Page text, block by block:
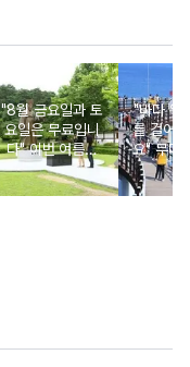
"8월 금요일과 토
요일은 무료입니
다" 이번 여름에
무료로 입장 가능
한 의미 있는 여행
"바다 위
를 걸어
요" 무더
만드는
풍경